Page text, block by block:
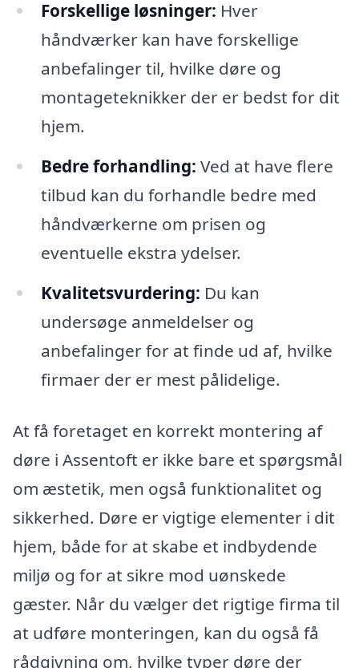
Forskellige løsninger: Hver
håndværker kan have forskellige
anbefalinger til, hvilke døre og
montageteknikker der er bedst for dit
hjem.
Bedre forhandling: Ved at have flere
tilbud kan du forhandle bedre med
håndværkerne om prisen og
eventuelle ekstra ydelser.
Kvalitetsvurdering: Du kan
undersøge anmeldelser og
anbefalinger for at finde ud af, hvilke
firmaer der er mest pålidelige.
At få foretaget en korrekt montering af
døre i Assentoft er ikke bare et spørgsmål
om æstetik, men også funktionalitet og
sikkerhed. Døre er vigtige elementer i dit
hjem, både for at skabe et indbydende
miljø og for at sikre mod uønskede
gæster. Når du vælger det rigtige firma til
at udføre monteringen, kan du også få
rådgivning om, hvilke typer døre der